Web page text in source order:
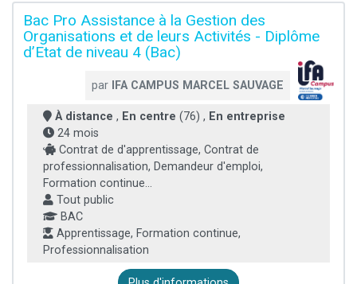
Bac Pro Assistance à la Gestion des
Organisations et de leurs Activités - Diplôme
d’Etat de niveau 4 (Bac)
par IFA CAMPUS MARCEL SAUVAGE
À distance , En centre (76) , En entreprise
24 mois
Contrat de d'apprentissage, Contrat de
professionnalisation, Demandeur d'emploi,
Formation continue...
Tout public
BAC
Apprentissage, Formation continue,
Professionnalisation